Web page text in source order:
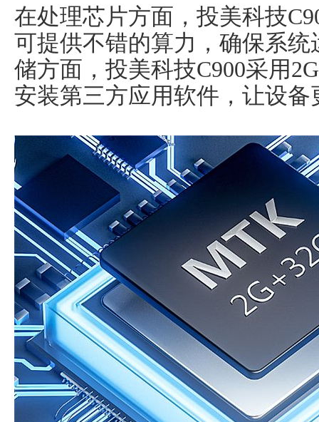
在处理芯片方面，投美科技
可提供不错的算力，确保系
储方面，投美科技C900采用
安装第三方应用软件，让设备